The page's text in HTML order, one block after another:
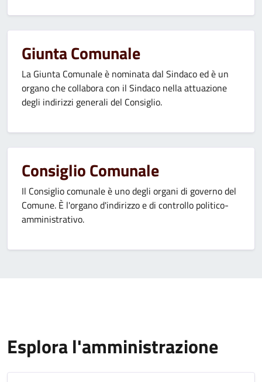
Giunta Comunale
La Giunta Comunale è nominata dal Sindaco ed è un
organo che collabora con il Sindaco nella attuazione
degli indirizzi generali del Consiglio.
Consiglio Comunale
Il Consiglio comunale è uno degli organi di governo del
Comune. È l'organo d'indirizzo e di controllo politico-
amministrativo.
Esplora l'amministrazione